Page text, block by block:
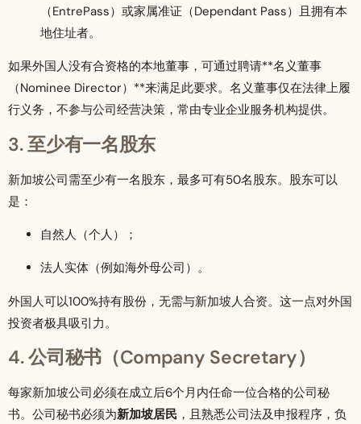
（EntrePass）或家属准证（Dependant Pass）且拥有本
地住址者。
如果外国人没有合资格的本地董事，可通过聘请**名义董事
（Nominee Director）**来满足此要求。名义董事仅在法律上履
行义务，不参与公司经营决策，常由专业企业服务机构提供。
3. 至少有一名股东
新加坡公司需至少有一名股东，最多可有50名股东。股东可以
是：
自然人（个人）；
法人实体（例如海外母公司）。
外国人可以100%持有股份，无需与新加坡人合资。这一点对外国
投资者极具吸引力。
4. 公司秘书（Company Secretary）
每家新加坡公司必须在成立后6个月内任命一位合格的公司秘
书。公司秘书必须为新加坡居民 ，且熟悉公司法及申报程序，负